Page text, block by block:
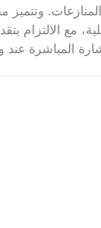
وتتميز
مع الالتزام
المباشرة